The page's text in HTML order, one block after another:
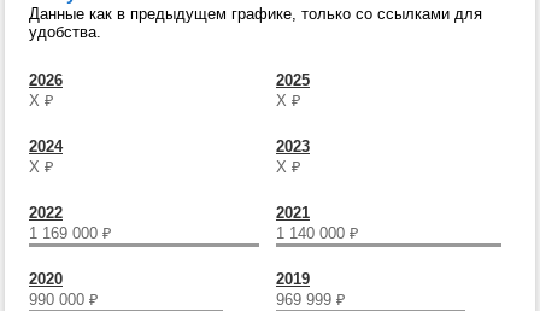
Данные как в предыдущем графике, только со ссылками для
удобства.
2026
Х ₽
2025
Х ₽
2024
Х ₽
2023
Х ₽
2022
1 169 000 ₽
2021
1 140 000 ₽
2020
990 000 ₽
2019
969 999 ₽